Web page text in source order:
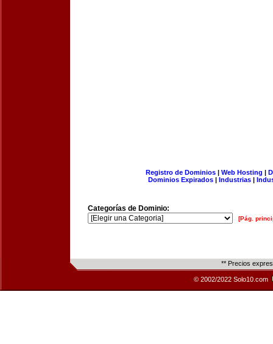
Registro de Dominios| Web Hosting |
Dominios Expirados | Industrias |
Categorías de Dominio:
[Pág.
** Precios
© 2002/2022 Solo10.com